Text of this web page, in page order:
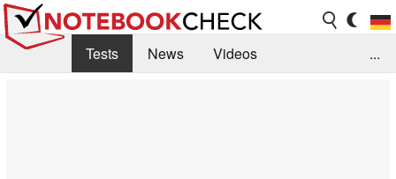
Tests News
Videos
...